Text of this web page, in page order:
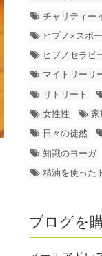
チャリティー
ヒプノ×スポ
ヒプノセラピ
マイトリーリ
リトリート
女性性
家
日々の徒然
知識のヨーガ
精油を使った
ブログを